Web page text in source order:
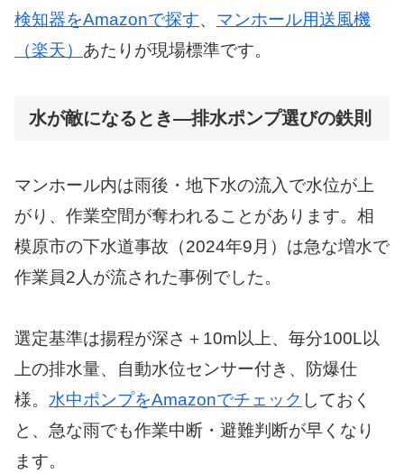
検知器をAmazonで探す、 マンホール用送風機
（楽天） あたりが現場標準です。
水が敵になるとき—排水ポンプ選びの鉄則
マンホール内は雨後・地下水の流入で水位が上
がり、作業空間が奪われることがあります。相
模原市の下水道事故（2024年9月）は急な増水で
作業員2人が流された事例でした。
選定基準は揚程が深さ＋10m以上、毎分100L以
上の排水量、自動水位センサー付き、防爆仕
様。 水中ポンプをAmazonでチェック しておく
と、急な雨でも作業中断・避難判断が早くなり
ます。